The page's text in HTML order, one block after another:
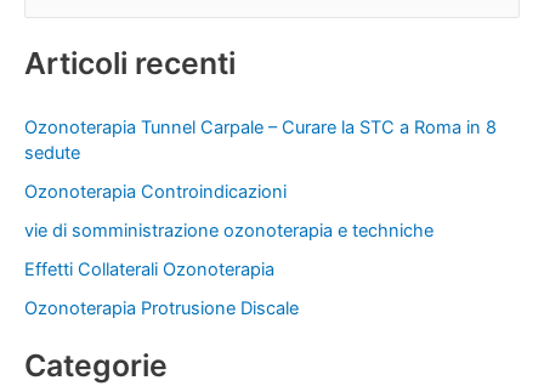
r
a
Articoli recenti
Ozonoterapia Tunnel Carpale – Curare la STC a Roma in 8
sedute
Ozonoterapia Controindicazioni
vie di somministrazione ozonoterapia e techniche
Effetti Collaterali Ozonoterapia
Ozonoterapia Protrusione Discale
Categorie